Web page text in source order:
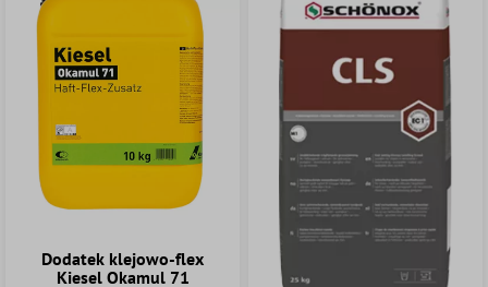
Dodatek klejowo-flex
Kiesel Okamul 71